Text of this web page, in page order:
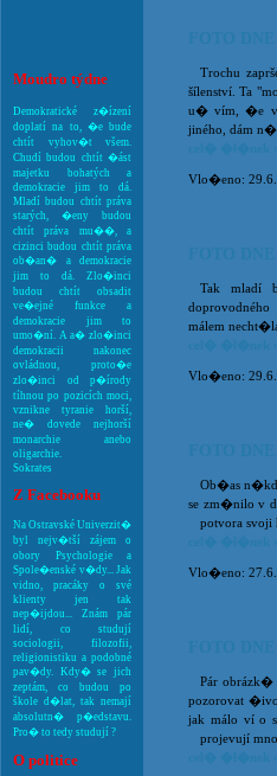
Trochu
šílenství. Ta
u� vím, �e
jiného, dám
Vlo�eno:
Tak mladí
málem
Vlo�eno:
Ob�as
se zm�nilo v
potvora
Vlo�eno:
Pár
pozorovat
jak málo ví o
projevují
Moudro týdne
Demokratické z�ízení
doplatí na to, �e bude
chtít vyhov�t všem.
Chudí budou chtít �ást
majetku bohatých a
demokracie jim to dá.
Mladí budou chtít práva
starých, �eny budou
chtít práva mu��, a
cizinci budou chtít práva
ob�an� a demokracie
jim to dá. Zlo�inci
budou chtít obsadit
ve�ejné funkce a
demokracie jim to
umo�ní. A a� zlo�inci
demokracii nakonec
ovládnou, proto�e
zlo�inci od p�írody
tíhnou po pozicích moci,
vznikne tyranie horší,
ne� dovede nejhorší
monarchie anebo
oligarchie.
Sokrates
Z Facebooku
Na Ostravské Univerzit�
byl nejv�tší zájem o
obory Psychologie a
Spole�enské v�dy... Jak
vidno, pracáky o své
klienty jen tak
nep�ijdou... Znám pár
lidí, co studují
sociologii, filozofii,
religionistiku a podobné
pav�dy. Kdy� se jich
zeptám, co budou po
škole d�lat, tak nemají
absolutn� p�edstavu.
Pro� to tedy studují ?
O politice